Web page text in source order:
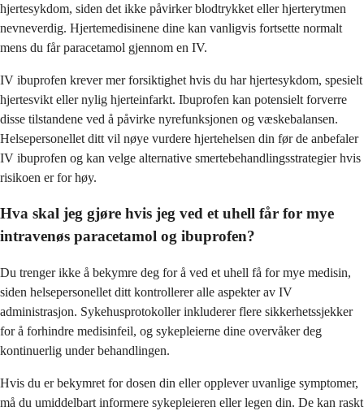
hjertesykdom, siden det ikke påvirker blodtrykket eller hjerterytmen
nevneverdig. Hjertemedisinene dine kan vanligvis fortsette normalt
mens du får paracetamol gjennom en IV.
IV ibuprofen krever mer forsiktighet hvis du har hjertesykdom, spesielt
hjertesvikt eller nylig hjerteinfarkt. Ibuprofen kan potensielt forverre
disse tilstandene ved å påvirke nyrefunksjonen og væskebalansen.
Helsepersonellet ditt vil nøye vurdere hjertehelsen din før de anbefaler
IV ibuprofen og kan velge alternative smertebehandlingsstrategier hvis
risikoen er for høy.
Hva skal jeg gjøre hvis jeg ved et uhell får for mye
intravenøs paracetamol og ibuprofen?
Du trenger ikke å bekymre deg for å ved et uhell få for mye medisin,
siden helsepersonellet ditt kontrollerer alle aspekter av IV
administrasjon. Sykehusprotokoller inkluderer flere sikkerhetssjekker
for å forhindre medisinfeil, og sykepleierne dine overvåker deg
kontinuerlig under behandlingen.
Hvis du er bekymret for dosen din eller opplever uvanlige symptomer,
må du umiddelbart informere sykepleieren eller legen din. De kan raskt